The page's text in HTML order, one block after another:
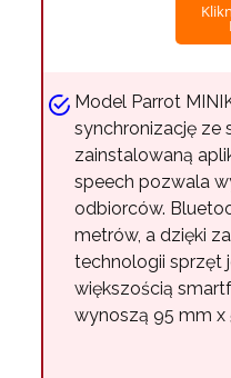
Model Parrot
synchronizację ze
zainstalowaną
speech pozwala
odbiorców.
metrów, a dzięki
technologii sprzęt
większością
wynoszą 95 mm x